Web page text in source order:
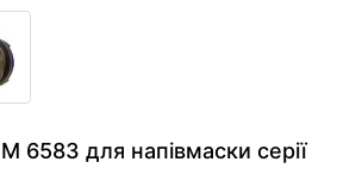
6583 для напівмаски серії